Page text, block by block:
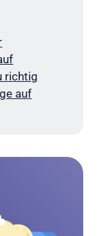
richtig
auf